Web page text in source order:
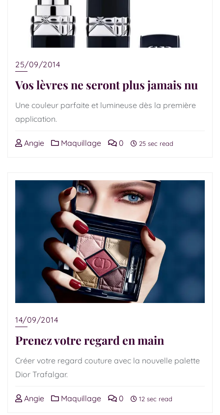
25/09/2014
Vos lèvres ne seront plus jamais nu
Une couleur parfaite et lumineuse dès la première
application.
Angie Maquillage 0 25 sec read
14/09/2014
Prenez votre regard en main
Créer votre regard couture avec la nouvelle palette
Dior Trafalgar.
Angie Maquillage 0 12 sec read